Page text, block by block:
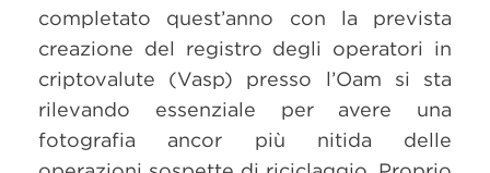
completato quest’anno con la prevista
creazione del registro degli operatori in
criptovalute (Vasp) presso l’Oam si sta
rilevando essenziale per avere una
fotografia ancor più nitida delle